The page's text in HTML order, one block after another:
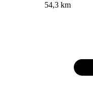
54,3 km